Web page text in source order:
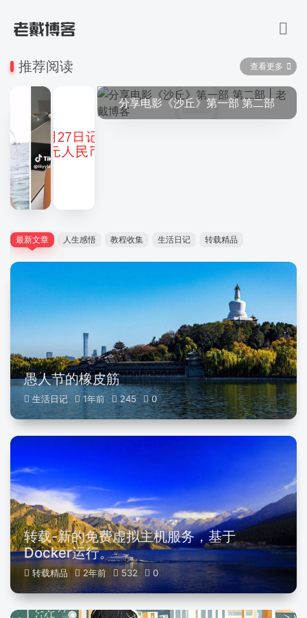
推荐阅读 查看更多
分享电影《沙丘》第一部 第二部
最新文章 人生感悟 教程收集 生活日记 转载精品
愚人节的橡皮筋
生活日记 1年前 245 0
转载-新的免费虚拟主机服务，基于
Docker运行。
转载精品 2年前 532 0